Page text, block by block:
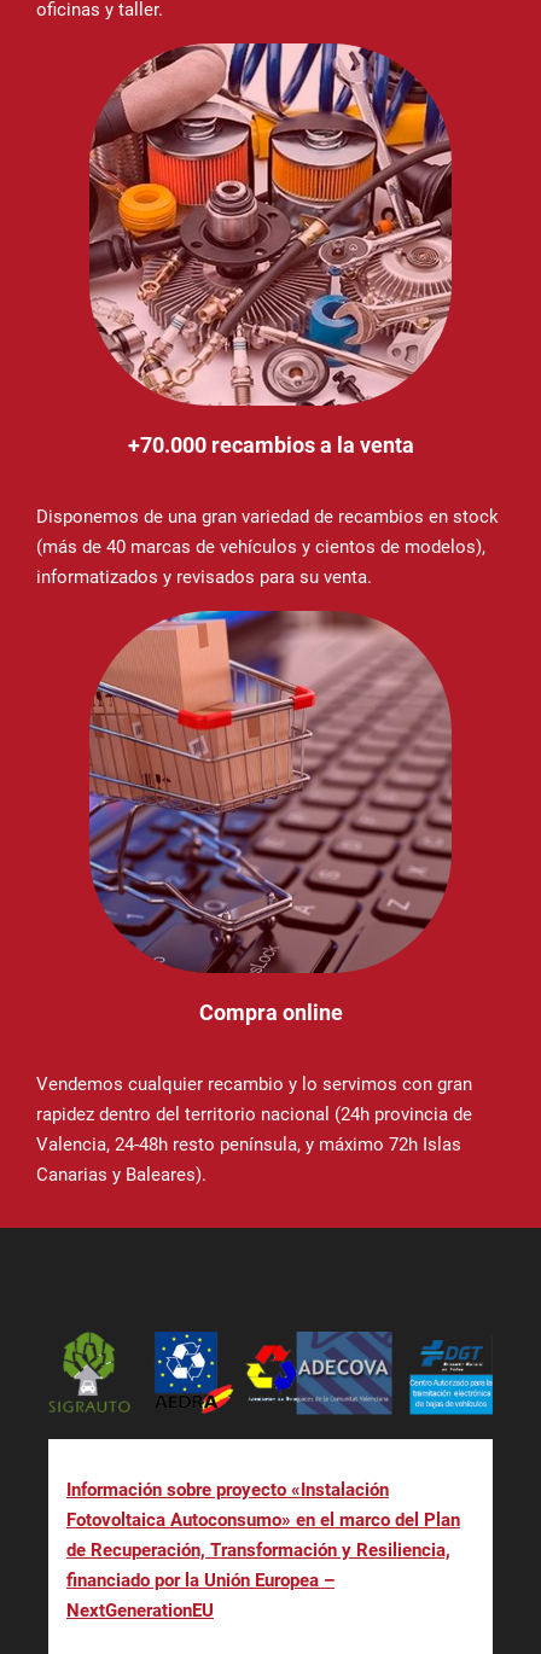
oficinas y taller.
+70.000 recambios a la venta
Disponemos de una gran variedad de recambios en stock
(más de 40 marcas de vehículos y cientos de modelos),
informatizados y revisados para su venta.
Compra online
Vendemos cualquier recambio y lo servimos con gran
rapidez dentro del territorio nacional (24h provincia de
Valencia, 24-48h resto península, y máximo 72h Islas
Canarias y Baleares).
Información sobre proyecto «Instalación
Fotovoltaica Autoconsumo» en el marco del Plan
de Recuperación, Transformación y Resiliencia,
financiado por la Unión Europea –
NextGenerationEU